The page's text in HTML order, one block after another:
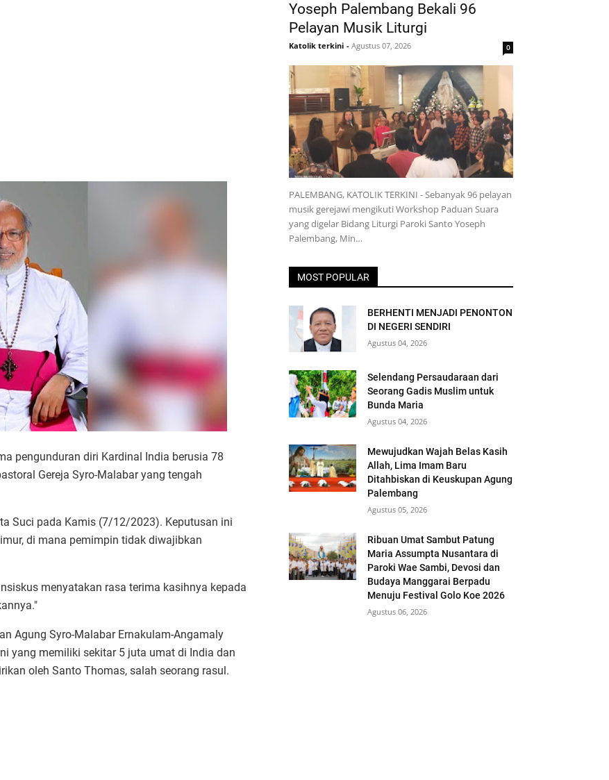
pengunduran diri Kardinal India berusia 78
Gereja Syro-Malabar yang tengah
Suci pada Kamis (7/12/2023). Keputusan ini
di mana pemimpin tidak diwajibkan
menyatakan rasa terima kasihnya kepada
Agung Syro-Malabar Ernakulam-Angamaly
yang memiliki sekitar 5 juta umat di India dan
oleh Santo Thomas, salah seorang rasul.
Yoseph Palembang Bekali 96
Pelayan Musik Liturgi
Katolik terkini - Agustus 07, 2026 0
PALEMBANG, KATOLIK TERKINI - Sebanyak 96 pelayan
musik gerejawi mengikuti Workshop Paduan Suara
yang digelar Bidang Liturgi Paroki Santo Yoseph
Palembang, Min…
MOST POPULAR
BERHENTI MENJADI PENONTON
DI NEGERI SENDIRI
Agustus 04, 2026
Selendang Persaudaraan dari
Seorang Gadis Muslim untuk
Bunda Maria
Agustus 04, 2026
Mewujudkan Wajah Belas Kasih
Allah, Lima Imam Baru
Ditahbiskan di Keuskupan Agung
Palembang
Agustus 05, 2026
Ribuan Umat Sambut Patung
Maria Assumpta Nusantara di
Paroki Wae Sambi, Devosi dan
Budaya Manggarai Berpadu
Menuju Festival Golo Koe 2026
Agustus 06, 2026